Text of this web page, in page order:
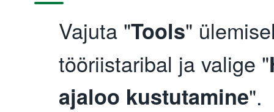
Vajuta "Tools"
tööriistaribal ja valige "
ajaloo kustutamine".